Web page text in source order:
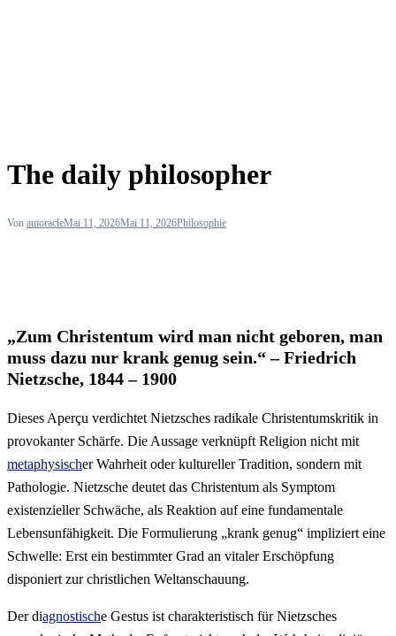
The daily philosopher
Von autoracleMai 11, 2026Mai 11, 2026Philosophie
„Zum Christentum wird man nicht geboren, man
muss dazu nur krank genug sein.“ – Friedrich
Nietzsche, 1844 – 1900
Dieses Aperçu verdichtet Nietzsches radikale Christentumskritik in
provokanter Schärfe. Die Aussage verknüpft Religion nicht mit
metaphysischer Wahrheit oder kultureller Tradition, sondern mit
Pathologie. Nietzsche deutet das Christentum als Symptom
existenzieller Schwäche, als Reaktion auf eine fundamentale
Lebensunfähigkeit. Die Formulierung „krank genug“ impliziert eine
Schwelle: Erst ein bestimmter Grad an vitaler Erschöpfung
disponiert zur christlichen Weltanschauung.
Der diagnostische Gestus ist charakteristisch für Nietzsches